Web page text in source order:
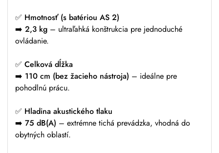
✅ Hmotnosť (s batériou AS 2)
➡️ 2,3 kg – ultraľahká konštrukcia pre jednoduché
ovládanie.
✅ Celková dĺžka
➡️ 110 cm (bez žacieho nástroja) – ideálne pre
pohodlnú prácu.
✅ Hladina akustického tlaku
➡️ 75 dB(A) – extrémne tichá prevádzka, vhodná do
obytných oblastí.